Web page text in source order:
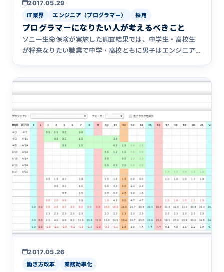
2017.05.29
IT業界 エンジニア（プログラマー） 採用
プログラマーになりたい人が考えるべきこと
ソニー生命保険が実施した調査結果では、中学生・高校生
が将来なりたい職業で中学・高校ともに男子はエンジニア
2017.05.26
働き方改革 業務効率化